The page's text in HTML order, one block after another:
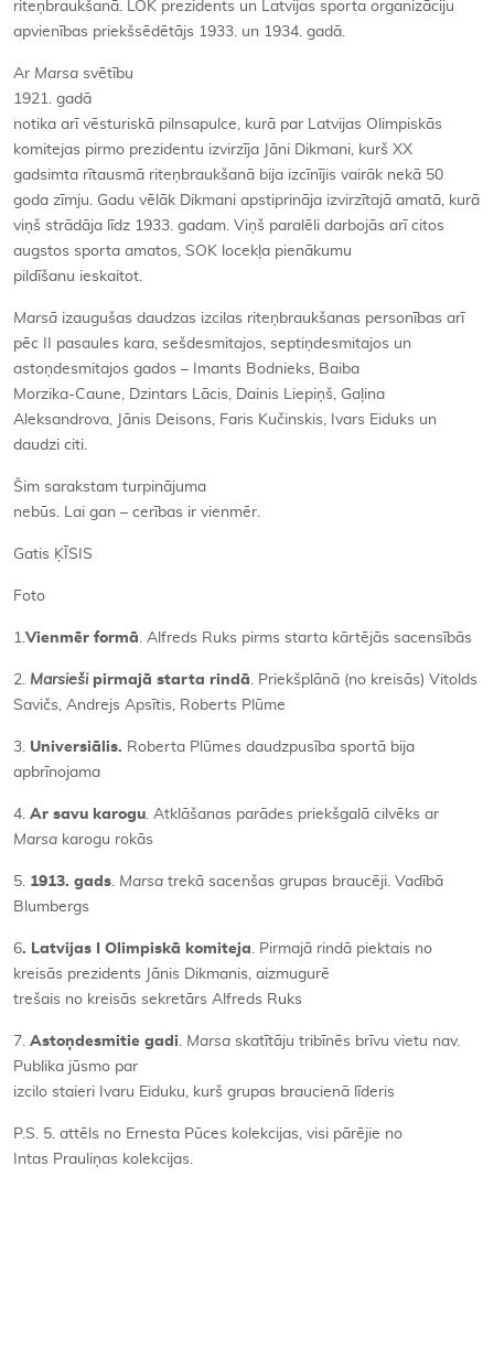
riteņbraukšanā. LOK prezidents un Latvijas sporta organizāciju
apvienības priekšsēdētājs 1933. un 1934. gadā.
Ar Marsa svētību
1921. gadā
notika arī vēsturiskā pilnsapulce, kurā par Latvijas Olimpiskās
komitejas pirmo prezidentu izvirzīja Jāni Dikmani, kurš XX
gadsimta rītausmā riteņbraukšanā bija izcīnījis vairāk nekā 50
goda zīmju. Gadu vēlāk Dikmani apstiprināja izvirzītajā amatā, kurā
viņš strādāja līdz 1933. gadam. Viņš paralēli darbojās arī citos
augstos sporta amatos, SOK locekļa pienākumu
pildīšanu ieskaitot.
Marsā izaugušas daudzas izcilas riteņbraukšanas personības arī
pēc II pasaules kara, sešdesmitajos, septiņdesmitajos un
astoņdesmitajos gados – Imants Bodnieks, Baiba
Morzika-Caune, Dzintars Lācis, Dainis Liepiņš, Gaļina
Aleksandrova, Jānis Deisons, Faris Kučinskis, Ivars Eiduks un
daudzi citi.
Šim sarakstam turpinājuma
nebūs. Lai gan – cerības ir vienmēr.
Gatis ĶĪSIS
Foto
1.Vienmēr formā. Alfreds Ruks pirms starta kārtējās sacensībās
2. Marsieši pirmajā starta rind ā. Priekšplānā (no kreisās) Vitolds
Savičs, Andrejs Apsītis, Roberts Plūme
3. Universiā lis. Roberta Plūmes daudzpusība sportā bija
apbrīnojama
4. Ar savu karogu. Atklāšanas parādes priekšgalā cilvēks ar
Marsa karogu rokās
5. 1913. gads. Marsa trekā sacenšas grupas braucēji. Vadībā
Blumbergs
6. Latvijas I Olimpiskā komiteja. Pirmajā rindā piektais no
kreisās prezidents Jānis Dikmanis, aizmugurē
trešais no kreisās sekretārs Alfreds Ruks
7. Astoņdesmitie gadi. Marsa skatītāju tribīnēs brīvu vietu nav.
Publika jūsmo par
izcilo staieri Ivaru Eiduku, kurš grupas braucienā līderis
P.S. 5. attēls no Ernesta Pūces kolekcijas, visi pārējie no
Intas Prauliņas kolekcijas.